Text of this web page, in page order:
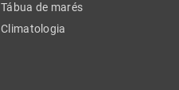
Tábua de marés
Climatologia